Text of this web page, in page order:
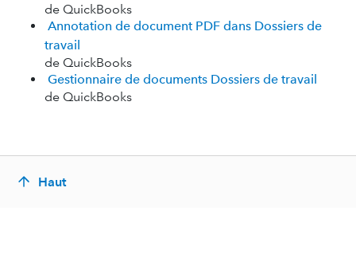
de QuickBooks
Annotation de document PDF dans Dossiers de
travail
de QuickBooks
Gestionnaire de documents Dossiers de travail
de QuickBooks
Haut